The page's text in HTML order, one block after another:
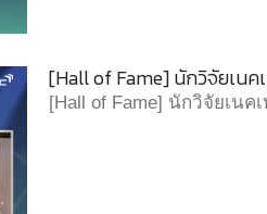
[Hall of Fame] นักวิจัยเนค
[Hall of Fame] นักวิจัยเนค